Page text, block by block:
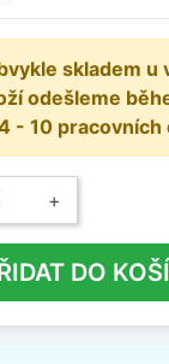
skladem u
odešleme
- 10 pracovních
+
DO